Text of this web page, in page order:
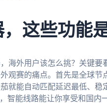
这些功能
海外用户该怎么挑？关键要
观赛的痛点。首先是全球
就能自动匹配延迟最低、
智能线路能让你享受和国内